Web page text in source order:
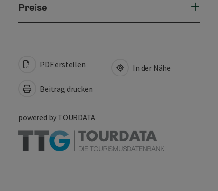
Preise
PDF erstellen
Beitrag drucken
In der Nähe
powered by TOURDATA